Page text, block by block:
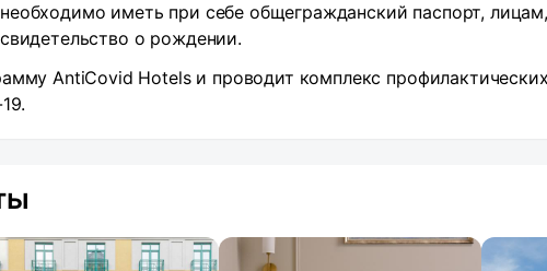
иметь при себе общегражданский паспорт,
о рождении.
AntiCovid Hotels и проводит комплекс